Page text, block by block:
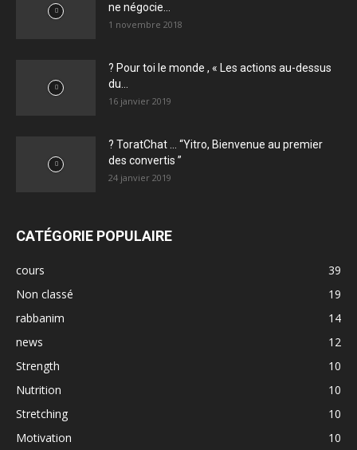
ne négocie...
1 novembre 2018
? Pour toi le monde , « Les actions au-dessus
du...
16 janvier 2019
? ToratChat … “Yitro, Bienvenue au premier
des convertis ”
24 janvier 2019
CATÉGORIE POPULAIRE
cours
39
Non classé
19
rabbanim
14
news
12
Strength
10
Nutrition
10
Stretching
10
Motivation
10